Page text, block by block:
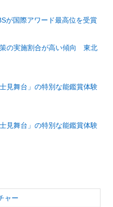
が国際アワード最高位を受賞
の実施割合が高い傾向 東北
見舞台」の特別な能鑑賞体験
見舞台」の特別な能鑑賞体験
ャー